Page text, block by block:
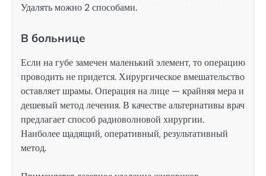
Удалять можно 2 способами.
В больнице
Если на губе замечен маленький элемент, то операцию
проводить не придется. Хирургическое вмешательство
оставляет шрамы. Операция на лице — крайняя мера и
дешевый метод лечения. В качестве альтернативы врач
предлагает способ радиоволновой хирургии.
Наиболее щадящий, оперативный, результативный
метод.